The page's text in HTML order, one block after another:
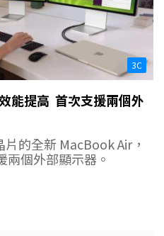
3C
能提高 首次支援兩個外
的全新 MacBook Air，
兩個外部顯示器。